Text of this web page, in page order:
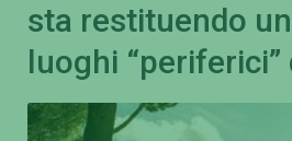
sta restituendo
luoghi